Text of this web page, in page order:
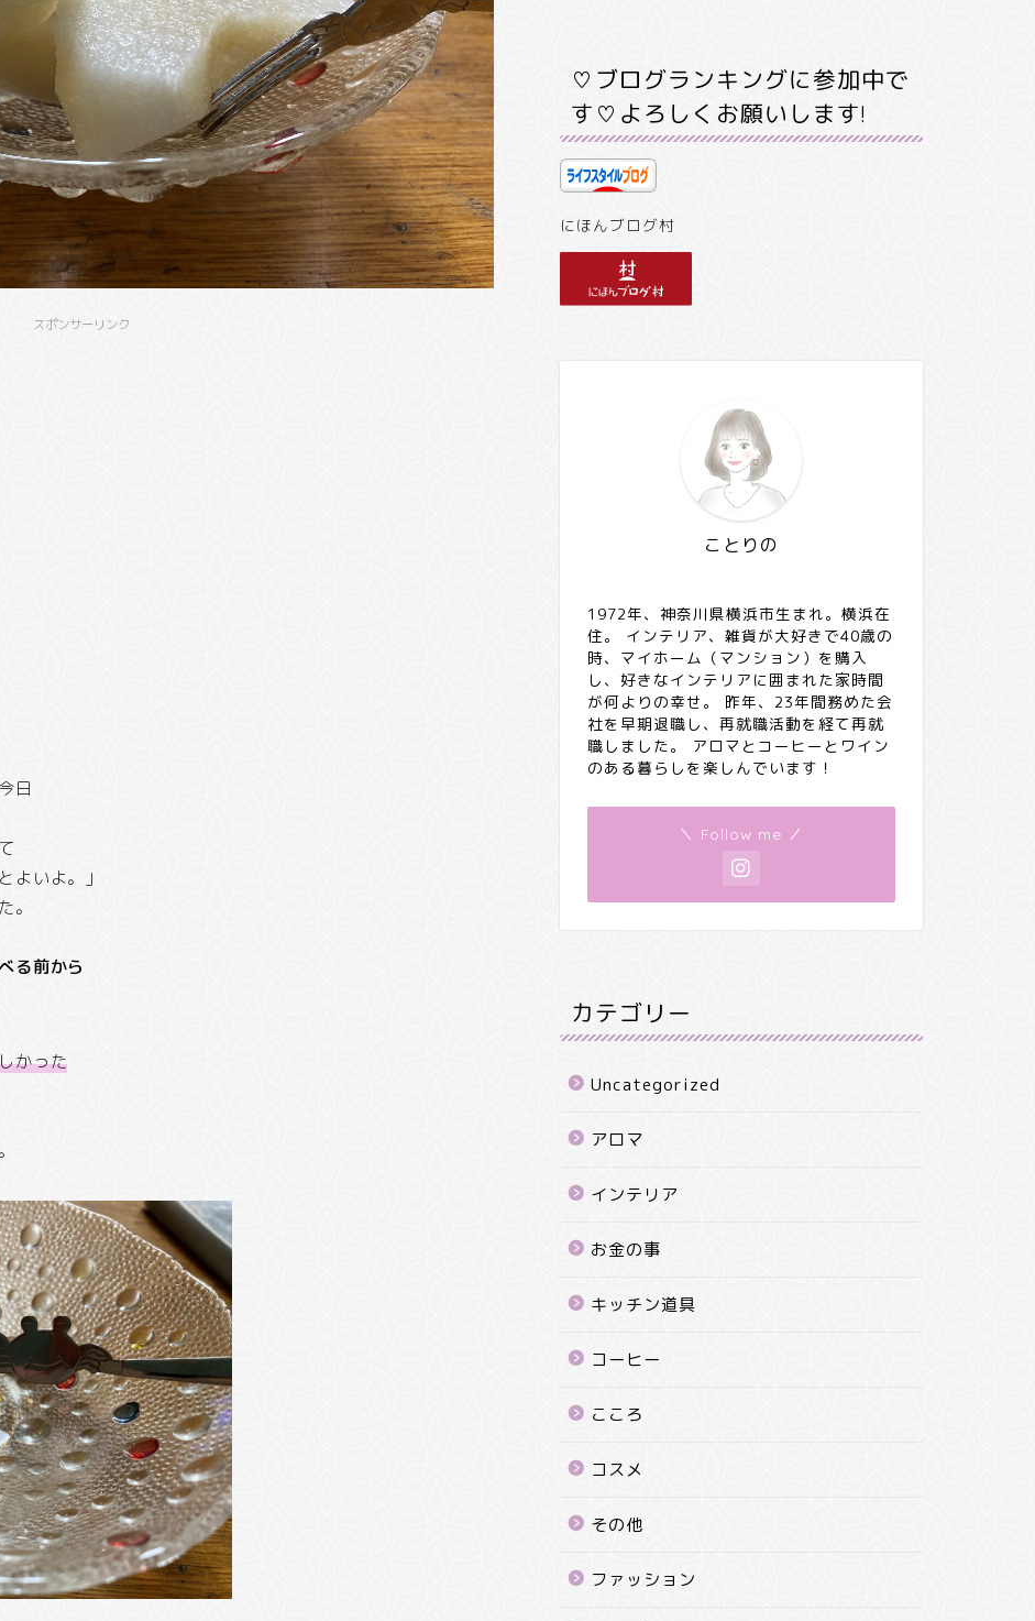
スポンサーリンク
日
よいよ。」
。
る前から
かった
♡ブログランキングに参加中で
す♡よろしくお願いします!
にほんブログ村
ことりの
1972年、神奈川県横浜市生まれ。横浜在
住。 インテリア、雑貨が大好きで40歳の
時、マイホーム（マンション）を購入
し、好きなインテリアに囲まれた家時間
が何よりの幸せ。 昨年、23年間務めた会
社を早期退職し、再就職活動を経て再就
職しました。 アロマとコーヒーとワイン
のある暮らしを楽しんでいます！
＼ Follow me ／
カテゴリー
Uncategorized
アロマ
インテリア
お金の事
キッチン道具
コーヒー
こころ
コスメ
その他
ファッション